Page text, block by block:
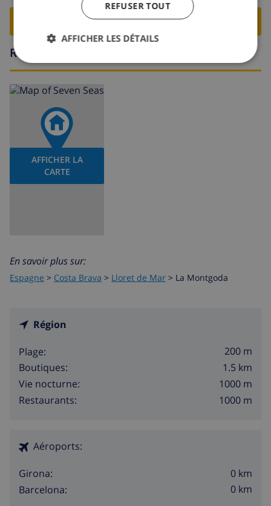
RESERVER CETTE VILLA ›
Région
AFFICHER LA
CARTE
En savoir plus sur:
Espagne > Costa Brava > Lloret de Mar > La Montgoda
Région
Plage:
200 m
Boutiques:
1.5 km
Vie nocturne:
1000 m
Restaurants:
1000 m
Aéroports:
Girona:
0 km
Barcelona:
0 km
REFUSER TOUT
AFFICHER LES DÉTAILS